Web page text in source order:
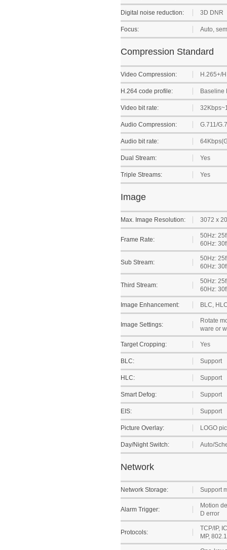
Digital noise reduction: 3D DNR
Focus: Auto,
Compression Standard
Video Compression: H.265+/
H.264 code profile: Baseline
Video bit rate:
Audio Compression: G.711/
Audio bit rate:
Dual Stream: Yes
Triple Streams: Yes
Image
Max. Image Resolution: 3072 x
Frame Rate:
50Hz:
60Hz:
Sub Stream:
50Hz:
60Hz:
Third Stream:
50Hz:
60Hz:
Image Enhancement: BLC,
Image Settings:
Rotate
ware or
Target Cropping: Yes
BLC: Support
HLC: Support
Smart Defog: Support
EIS: Support
Picture Overlay: LOGO
Day/Night Switch: Auto/
Network
Network Storage: Support
Alarm Trigger:
Motion
D error
Protocols:
TCP/IP,
MP,